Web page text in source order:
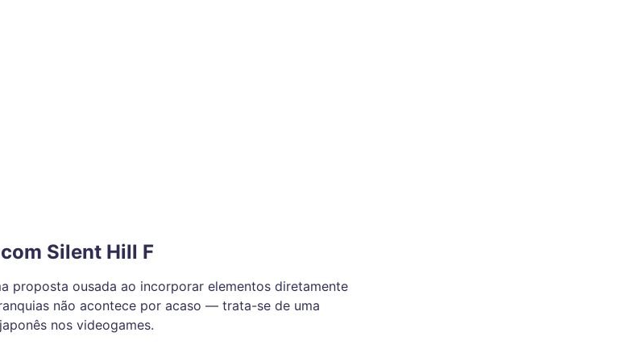
Silent Hill F
proposta ousada ao incorporar elementos diretamente
não acontece por acaso — trata-se de uma
nos videogames.